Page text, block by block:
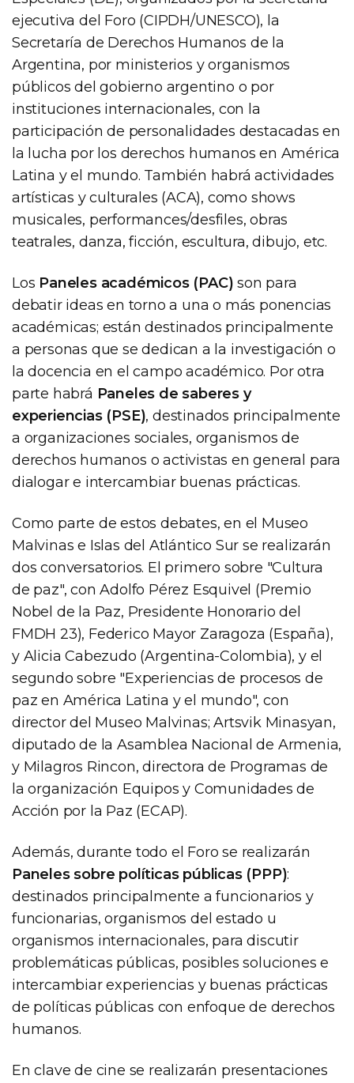
ejecutiva del Foro (CIPDH/UNESCO), la
Secretaría de Derechos Humanos de la
Argentina, por ministerios y organismos
públicos del gobierno argentino o por
instituciones internacionales, con la
participación de personalidades destacadas en
la lucha por los derechos humanos en América
Latina y el mundo. También habrá actividades
artísticas y culturales (ACA), como shows
musicales, performances/desfiles, obras
teatrales, danza, ficción, escultura, dibujo, etc.
Los Paneles académicos (PAC) son para
debatir ideas en torno a una o más ponencias
académicas; están destinados principalmente
a personas que se dedican a la investigación o
la docencia en el campo académico. Por otra
parte habrá Paneles de saberes y
experiencias (PSE), destinados principalmente
a organizaciones sociales, organismos de
derechos humanos o activistas en general para
dialogar e intercambiar buenas prácticas.
Como parte de estos debates, en el Museo
Malvinas e Islas del Atlántico Sur se realizarán
dos conversatorios. El primero sobre "Cultura
de paz", con Adolfo Pérez Esquivel (Premio
Nobel de la Paz, Presidente Honorario del
FMDH 23), Federico Mayor Zaragoza (España),
y Alicia Cabezudo (Argentina-Colombia), y el
segundo sobre "Experiencias de procesos de
paz en América Latina y el mundo", con
director del Museo Malvinas; Artsvik Minasyan,
diputado de la Asamblea Nacional de Armenia,
y Milagros Rincon, directora de Programas de
la organización Equipos y Comunidades de
Acción por la Paz (ECAP).
Además, durante todo el Foro se realizarán
Paneles sobre políticas públicas (PPP):
destinados principalmente a funcionarios y
funcionarias, organismos del estado u
organismos internacionales, para discutir
problemáticas públicas, posibles soluciones e
intercambiar experiencias y buenas prácticas
de políticas públicas con enfoque de derechos
humanos.
En clave de cine se realizarán presentaciones